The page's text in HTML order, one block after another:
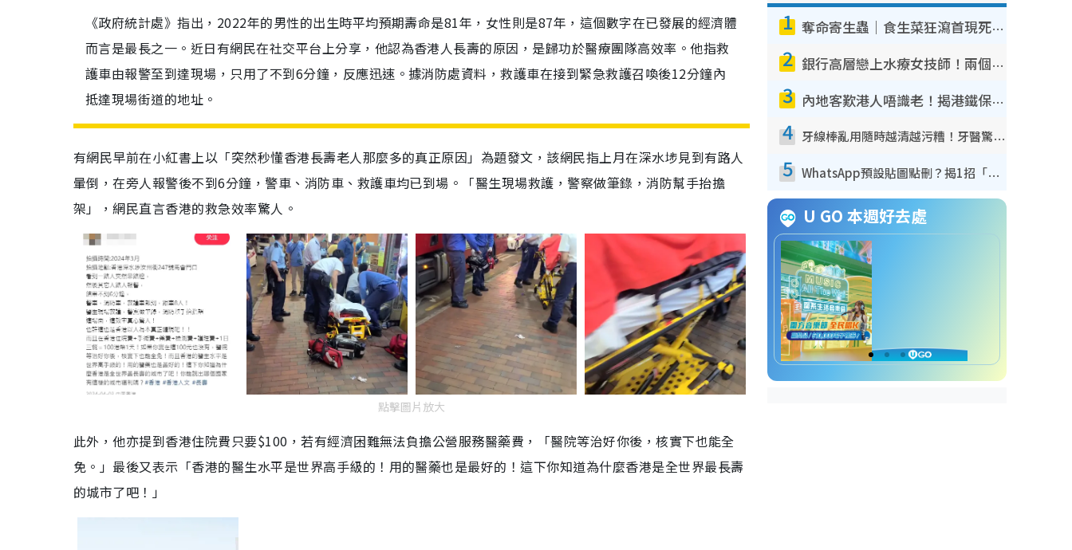
《政府統計處》指出，2022年的男性的出生時平均預期壽命是81年，女性則是87年，這個數字在已發展的經濟體
而言是最長之一。近日有網民在社交平台上分享，他認為香港人長壽的原因，是歸功於醫療團隊高效率。他指救
護車由報警至到達現場，只用了不到6分鐘，反應迅速。據消防處資料，救護車在接到緊急救護召喚後12分鐘內
抵達現場街道的地址。
有網民早前在小紅書上以「突然秒懂香港長壽老人那麼多的真正原因」為題發文，該網民指上月在深水埗見到有路人
暈倒，在旁人報警後不到6分鐘，警車、消防車、救護車均已到場。「醫生現場救護，警察做筆錄，消防幫手抬擔
架」，網民直言香港的救急效率驚人。
點擊圖片放大
此外，他亦提到香港住院費只要$100，若有經濟困難無法負擔公營服務醫藥費，「醫院等治好你後，核實下也能全
免。」最後又表示「香港的醫生水平是世界高手級的！用的醫藥也是最好的！這下你知道為什麼香港是全世界最長壽
的城市了吧！」
1 奪命寄生蟲｜食生菜狂瀉首現死者！疫潮惡化錄1.8萬宗病例 揭洗菜3大謬誤
2 銀行高層戀上水療女技師！兩個月借128萬驚覺「沉船」沉落火海 揭背後疑似邪教操控賣淫
3 內地客歎港人唔識老！揭港鐵保鮮級冷氣 港人求放過：咪投訴
4 牙線棒亂用隨時越清越污糟！牙醫驚揭盲目過戶細菌恐致蛀牙：呢種先係日常真保養
5 WhatsApp預設貼圖點刪？揭1招「反向操作」還原簡潔介面 附3步實測教學
U GO 本週好去處